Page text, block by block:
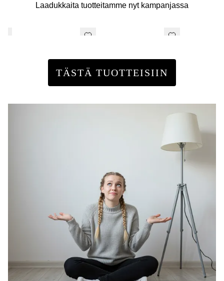
Laadukkaita tuotteitamme nyt kampanjassa
TÄSTÄ TUOTTEISIIN